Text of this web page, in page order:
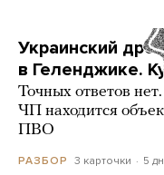
Украинский
в Геленджике.
Точных ответов
ЧП находится
ПВО
РАЗБОР 3 карточки 5